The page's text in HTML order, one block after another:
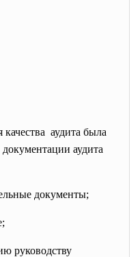
аудита была
аудита
документы;
руководству